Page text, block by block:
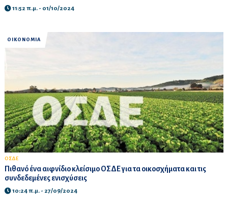
11:52 π.μ. - 01/10/2024
ΟΙΚΟΝΟΜΙΑ
ΟΣΔΕ
Πιθανό ένα αιφνίδιο κλείσιμο ΟΣΔΕ για τα οικοσχήματα και τις
συνδεδεμένες ενισχύσεις
10:24 π.μ. - 27/09/2024